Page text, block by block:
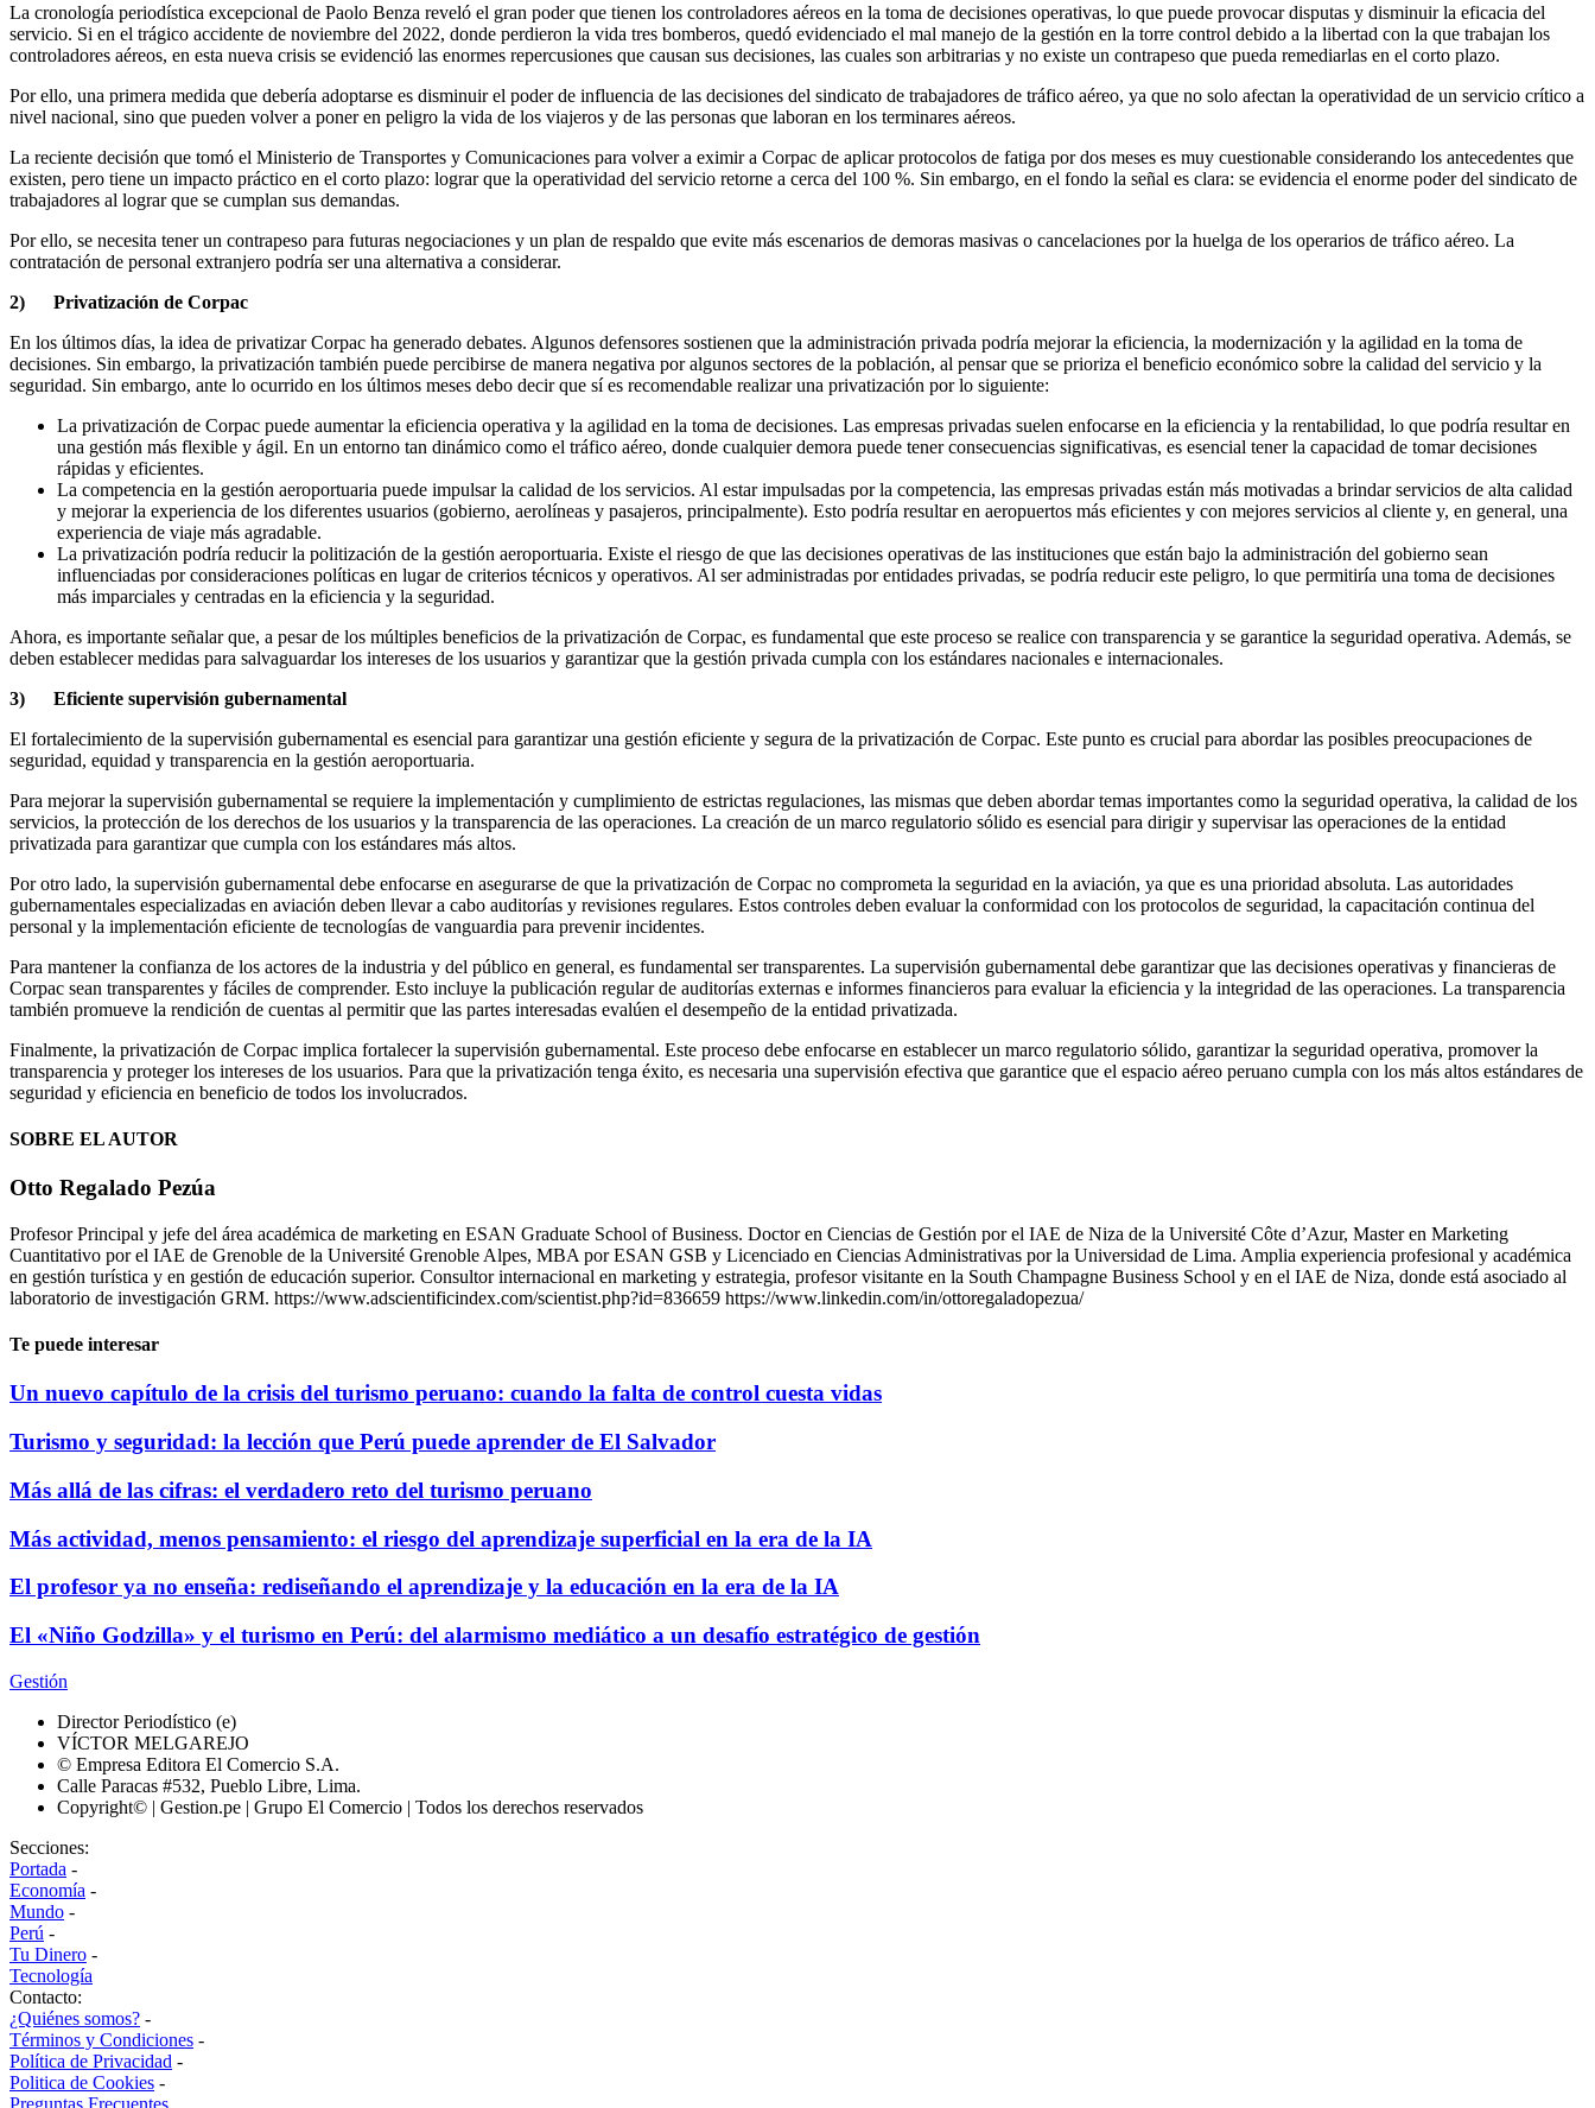
La cronología periodística excepcional de Paolo Benza reveló el gran poder que tienen los controladores aéreos en la toma de decisiones operativas, lo que puede provocar disputas y disminuir la eficacia del
servicio. Si en el trágico accidente de noviembre del 2022, donde perdieron la vida tres bomberos, quedó evidenciado el mal manejo de la gestión en la torre control debido a la libertad con la que trabajan los
controladores aéreos, en esta nueva crisis se evidenció las enormes repercusiones que causan sus decisiones, las cuales son arbitrarias y no existe un contrapeso que pueda remediarlas en el corto plazo.
Por ello, una primera medida que debería adoptarse es disminuir el poder de influencia de las decisiones del sindicato de trabajadores de tráfico aéreo, ya que no solo afectan la operatividad de un servicio crítico a
nivel nacional, sino que pueden volver a poner en peligro la vida de los viajeros y de las personas que laboran en los terminares aéreos.
La reciente decisión que tomó el Ministerio de Transportes y Comunicaciones para volver a eximir a Corpac de aplicar protocolos de fatiga por dos meses es muy cuestionable considerando los antecedentes que
existen, pero tiene un impacto práctico en el corto plazo: lograr que la operatividad del servicio retorne a cerca del 100 %. Sin embargo, en el fondo la señal es clara: se evidencia el enorme poder del sindicato de
trabajadores al lograr que se cumplan sus demandas.
Por ello, se necesita tener un contrapeso para futuras negociaciones y un plan de respaldo que evite más escenarios de demoras masivas o cancelaciones por la huelga de los operarios de tráfico aéreo. La
contratación de personal extranjero podría ser una alternativa a considerar.
2) Privatización de Corpac
En los últimos días, la idea de privatizar Corpac ha generado debates. Algunos defensores sostienen que la administración privada podría mejorar la eficiencia, la modernización y la agilidad en la toma de
decisiones. Sin embargo, la privatización también puede percibirse de manera negativa por algunos sectores de la población, al pensar que se prioriza el beneficio económico sobre la calidad del servicio y la
seguridad. Sin embargo, ante lo ocurrido en los últimos meses debo decir que sí es recomendable realizar una privatización por lo siguiente:
La privatización de Corpac puede aumentar la eficiencia operativa y la agilidad en la toma de decisiones. Las empresas privadas suelen enfocarse en la eficiencia y la rentabilidad, lo que podría resultar en
una gestión más flexible y ágil. En un entorno tan dinámico como el tráfico aéreo, donde cualquier demora puede tener consecuencias significativas, es esencial tener la capacidad de tomar decisiones
rápidas y eficientes.
La competencia en la gestión aeroportuaria puede impulsar la calidad de los servicios. Al estar impulsadas por la competencia, las empresas privadas están más motivadas a brindar servicios de alta calidad
y mejorar la experiencia de los diferentes usuarios (gobierno, aerolíneas y pasajeros, principalmente). Esto podría resultar en aeropuertos más eficientes y con mejores servicios al cliente y, en general, una
experiencia de viaje más agradable.
La privatización podría reducir la politización de la gestión aeroportuaria. Existe el riesgo de que las decisiones operativas de las instituciones que están bajo la administración del gobierno sean
influenciadas por consideraciones políticas en lugar de criterios técnicos y operativos. Al ser administradas por entidades privadas, se podría reducir este peligro, lo que permitiría una toma de decisiones
más imparciales y centradas en la eficiencia y la seguridad.
Ahora, es importante señalar que, a pesar de los múltiples beneficios de la privatización de Corpac, es fundamental que este proceso se realice con transparencia y se garantice la seguridad operativa. Además, se
deben establecer medidas para salvaguardar los intereses de los usuarios y garantizar que la gestión privada cumpla con los estándares nacionales e internacionales.
3) Eficiente supervisión gubernamental
El fortalecimiento de la supervisión gubernamental es esencial para garantizar una gestión eficiente y segura de la privatización de Corpac. Este punto es crucial para abordar las posibles preocupaciones de
seguridad, equidad y transparencia en la gestión aeroportuaria.
Para mejorar la supervisión gubernamental se requiere la implementación y cumplimiento de estrictas regulaciones, las mismas que deben abordar temas importantes como la seguridad operativa, la calidad de los
servicios, la protección de los derechos de los usuarios y la transparencia de las operaciones. La creación de un marco regulatorio sólido es esencial para dirigir y supervisar las operaciones de la entidad
privatizada para garantizar que cumpla con los estándares más altos.
Por otro lado, la supervisión gubernamental debe enfocarse en asegurarse de que la privatización de Corpac no comprometa la seguridad en la aviación, ya que es una prioridad absoluta. Las autoridades
gubernamentales especializadas en aviación deben llevar a cabo auditorías y revisiones regulares. Estos controles deben evaluar la conformidad con los protocolos de seguridad, la capacitación continua del
personal y la implementación eficiente de tecnologías de vanguardia para prevenir incidentes.
Para mantener la confianza de los actores de la industria y del público en general, es fundamental ser transparentes. La supervisión gubernamental debe garantizar que las decisiones operativas y financieras de
Corpac sean transparentes y fáciles de comprender. Esto incluye la publicación regular de auditorías externas e informes financieros para evaluar la eficiencia y la integridad de las operaciones. La transparencia
también promueve la rendición de cuentas al permitir que las partes interesadas evalúen el desempeño de la entidad privatizada.
Finalmente, la privatización de Corpac implica fortalecer la supervisión gubernamental. Este proceso debe enfocarse en establecer un marco regulatorio sólido, garantizar la seguridad operativa, promover la
transparencia y proteger los intereses de los usuarios. Para que la privatización tenga éxito, es necesaria una supervisión efectiva que garantice que el espacio aéreo peruano cumpla con los más altos estándares de
seguridad y eficiencia en beneficio de todos los involucrados.
SOBRE EL AUTOR
Otto Regalado Pezúa
Profesor Principal y jefe del área académica de marketing en ESAN Graduate School of Business. Doctor en Ciencias de Gestión por el IAE de Niza de la Université Côte d’Azur, Master en Marketing
Cuantitativo por el IAE de Grenoble de la Université Grenoble Alpes, MBA por ESAN GSB y Licenciado en Ciencias Administrativas por la Universidad de Lima. Amplia experiencia profesional y académica
en gestión turística y en gestión de educación superior. Consultor internacional en marketing y estrategia, profesor visitante en la South Champagne Business School y en el IAE de Niza, donde está asociado al
laboratorio de investigación GRM. https://www.adscientificindex.com/scientist.php?id=836659 https://www.linkedin.com/in/ottoregaladopezua/
Te puede interesar
Un nuevo capítulo de la crisis del turismo peruano: cuando la falta de control cuesta vidas
Turismo y seguridad: la lección que Perú puede aprender de El Salvador
Más allá de las cifras: el verdadero reto del turismo peruano
Más actividad, menos pensamiento: el riesgo del aprendizaje superficial en la era de la IA
El profesor ya no enseña: rediseñando el aprendizaje y la educación en la era de la IA
El «Niño Godzilla» y el turismo en Perú: del alarmismo mediático a un desafío estratégico de gestión
Gestión
Director Periodístico (e)
VÍCTOR MELGAREJO
© Empresa Editora El Comercio S.A.
Calle Paracas #532, Pueblo Libre, Lima.
Copyright© | Gestion.pe | Grupo El Comercio | Todos los derechos reservados
Secciones:
Portada -
Economía -
Mundo -
Perú -
Tu Dinero -
Tecnología
Contacto:
¿Quiénes somos? -
Términos y Condiciones -
Política de Privacidad -
Politica de Cookies -
Preguntas Frecuentes